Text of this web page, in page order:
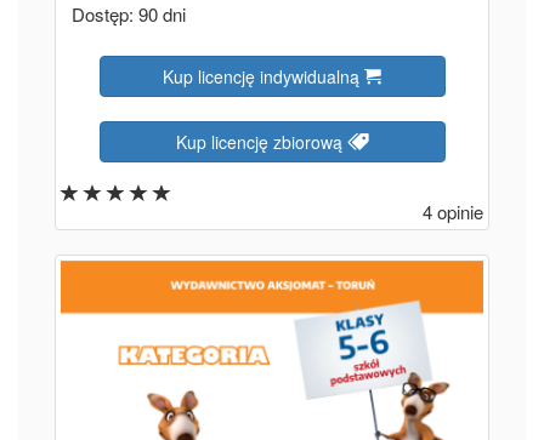
Dostęp: 90 dni
Kup licencję indywidualną
Kup licencję zbiorową
4 opinie